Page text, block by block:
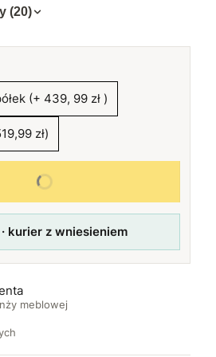
(20)
(+ 439, 99 zł )
zł)
wszystkie opcje
kurier z wniesieniem
meblowej